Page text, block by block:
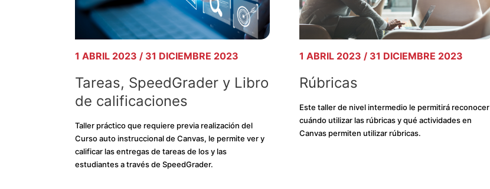
1 ABRIL 2023 / 31 DICIEMBRE 2023
Tareas, SpeedGrader y Libro
de calificaciones
Taller práctico que requiere previa realización del
Curso auto instruccional de Canvas, le permite ver y
calificar las entregas de tareas de los y las
estudiantes a través de SpeedGrader.
1 ABRIL 2023 / 31 DICIEMBRE 2023
Rúbricas
Este taller de nivel intermedio le permitirá reconocer
cuándo utilizar las rúbricas y qué actividades en
Canvas permiten utilizar rúbricas.